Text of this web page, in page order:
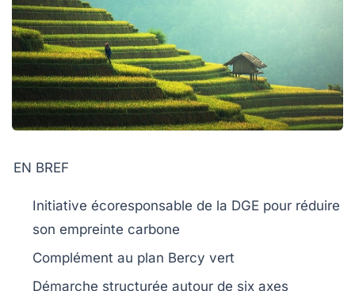
EN BREF
Initiative écoresponsable de la DGE pour réduire
son empreinte carbone
Complément au plan Bercy vert
Démarche structurée autour de six axes